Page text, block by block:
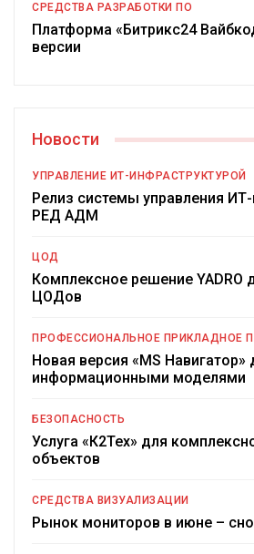
СРЕДСТВА РАЗРАБОТКИ ПО
Платформа «Битрикс24
версии
Новости
УПРАВЛЕНИЕ ИТ-ИНФРАСТРУКТУРОЙ
Релиз системы управления
РЕД АДМ
ЦОД
Комплексное решение YADRO
ЦОДов
ПРОФЕССИОНАЛЬНОЕ ПРИКЛАДНОЕ
Новая версия «MS
информационными моделями
БЕЗОПАСНОСТЬ
Услуга «К2Тех» для
объектов
СРЕДСТВА ВИЗУАЛИЗАЦИИ
Рынок мониторов в июне –